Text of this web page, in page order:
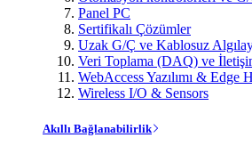
Panel PC
Sertifikalı Çözümler
Uzak G/Ç ve Kablosuz
Veri Toplama (DAQ) ve
WebAccess Yazılımı & Edge
Wireless I/O & Sensors
Akıllı Bağlanabilirlik